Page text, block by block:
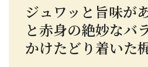
ジュワッと旨味が
と赤身の絶妙なバ
かけたどり着いた